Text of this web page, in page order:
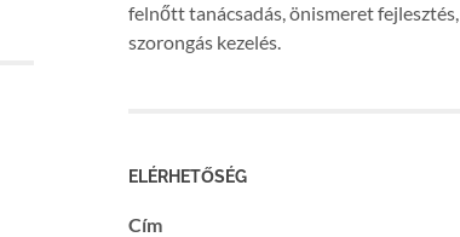
felnőtt tanácsadás, önismeret fejlesztés,
szorongás kezelés.
ELÉRHETŐSÉG
Cím